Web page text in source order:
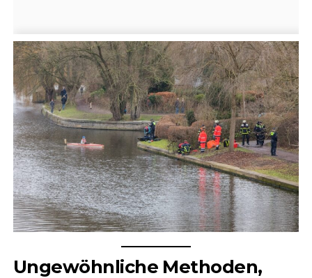
Ungewöhnliche Methoden,